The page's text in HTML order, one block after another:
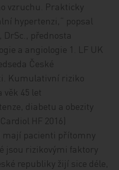
vzruchu. Prakticky
hypertenzi,“ popsal
přednosta
a angiologie 1. LF UK
České
Kumulativní riziko
věk 45 let
diabetu a obezity
HF 2016)
mají pacienti přítomny
jsou rizikovými faktory
republiky žijí sice déle,